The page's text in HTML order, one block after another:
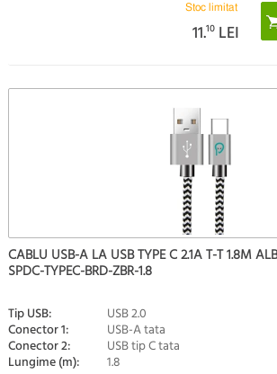
Stoc limitat
11.10 LEI
CABLU USB-A LA USB TYPE C 2.1A T-T 1.8M
SPDC-TYPEC-BRD-ZBR-1.8
Tip USB: USB 2.0
Conector 1: USB-A tata
Conector 2: USB tip C tata
Lungime (m): 1.8